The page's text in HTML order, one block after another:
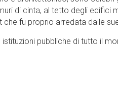
di cinta, al tetto degli edifici
fu proprio arredata dalle
pubbliche di tutto il